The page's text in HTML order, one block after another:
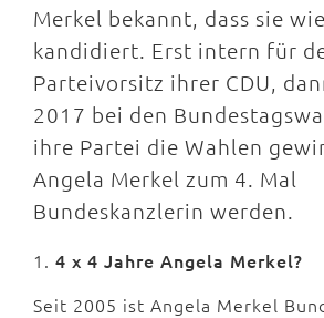
Merkel bekannt, dass sie
kandidiert. Erst intern für
Parteivorsitz ihrer CDU,
2017 bei den
ihre Partei die Wahlen
Angela Merkel zum 4. Mal
Bundeskanzlerin werden.
1. 4 x 4 Jahre Angela Merkel?
Seit 2005 ist Angela Merkel